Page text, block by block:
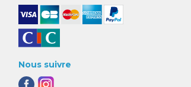
Nous suivre